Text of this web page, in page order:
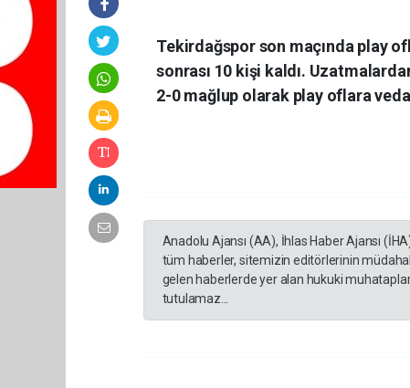
Tekirdağspor son maçında play
sonrası 10 kişi kaldı.
2-0 mağlup olarak play oflara
Anadolu Ajansı (AA), İhlas Haber Ajansı
tüm haberler, sitemizin editörlerinin
gelen haberlerde yer alan hukuki
tutulamaz...